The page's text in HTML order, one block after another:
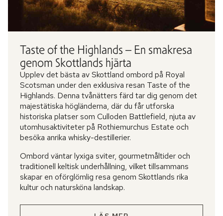
Taste of the Highlands – En smakresa
genom Skottlands hjärta
Upplev det bästa av Skottland ombord på Royal
Scotsman under den exklusiva resan Taste of the
Highlands. Denna tvånätters färd tar dig genom det
majestätiska högländerna, där du får utforska
historiska platser som Culloden Battlefield, njuta av
utomhusaktiviteter på Rothiemurchus Estate och
besöka anrika whisky-destillerier.
Ombord väntar lyxiga sviter, gourmetmåltider och
traditionell keltisk underhållning, vilket tillsammans
skapar en oförglömlig resa genom Skottlands rika
kultur och natursköna landskap.